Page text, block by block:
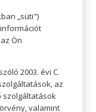
gabonák,
vagy
helyett. Tojás
tofut vagy
„süti")
Ön
2003. évi C.
az
szolgáltatások
valamint